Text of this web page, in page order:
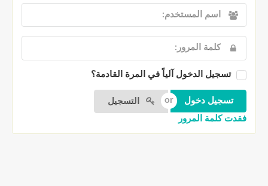
تسجيل الدخول آلياً في المرة القادمة؟
التسجيل
فقدت كلمة المرور